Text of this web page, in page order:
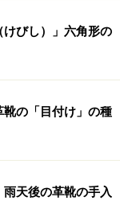
びし）」六角形の
の「目付け」の種
天後の革靴の手入